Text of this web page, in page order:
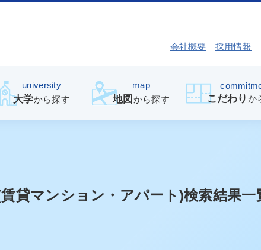
会社概要 採用情報
university
大学から探す
map
地図 から探す こだわり か
貸マンション・アパート)検索結果一